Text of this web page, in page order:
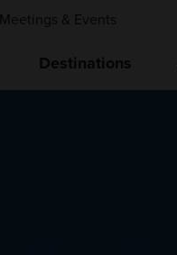
Meetings & Events
Destinations